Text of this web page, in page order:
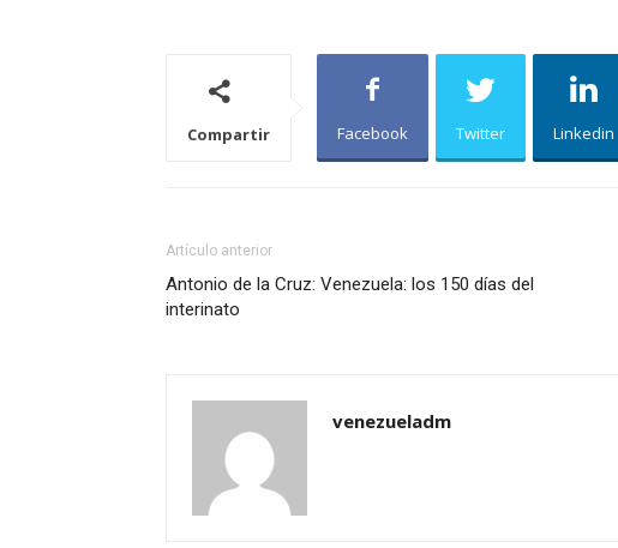
Compartir Facebook Twitter Linkedin
Artículo anterior
Antonio de la Cruz: Venezuela: los 150 días del
interinato
venezueladm